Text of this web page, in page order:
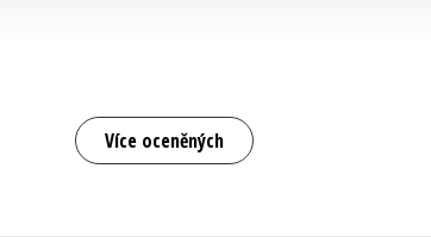
Více oceněných